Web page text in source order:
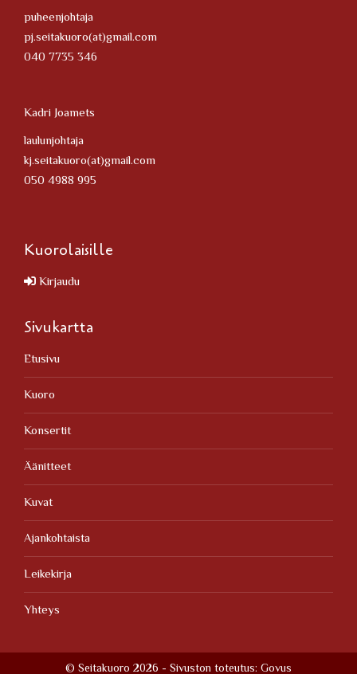
puheenjohtaja
pj.seitakuoro(at)gmail.com
040 7735 346
Kadri Joamets
laulunjohtaja
kj.seitakuoro(at)gmail.com
050 4988 995
Kuorolaisille
Kirjaudu
Sivukartta
Etusivu
Kuoro
Konsertit
Äänitteet
Kuvat
Ajankohtaista
Leikekirja
Yhteys
© Seitakuoro 2026 - Sivuston toteutus: Govus